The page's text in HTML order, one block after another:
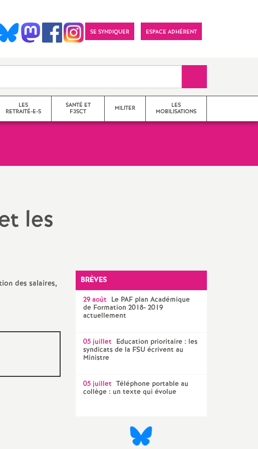
SE SYNDIQUER ESPACE ADHÉRENT
LES
RETRAITÉ-E-S
SANTÉ ET
F3SCT
MILITER
GroupeLGBTQIA
élections professionnelles
LES
MOBILISATIONS
les
des salaires,
BRÈVES
29 août Le PAFplan Académique
de Formation 2018- 2019
actuellement
05 juillet Education prioritaire : les
syndicats de la FSUécrivent au
Ministre
05 juillet Téléphone portable au
collège : un texte qui évolue